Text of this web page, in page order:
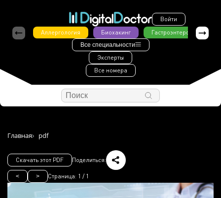
Войти
Аллергология
Биохакинг Гастроэнтерология
Все специальности
Эксперты
Все номера
Главная pdf
< > Страница: 1 / 1
Скачать этот PDF Поделиться: